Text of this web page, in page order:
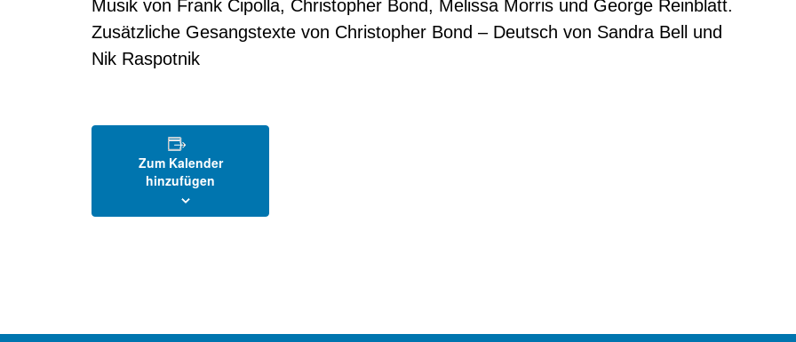
Musik von Frank Cipolla, Christopher Bond, Melissa Morris und George Reinblatt.
Zusätzliche Gesangstexte von Christopher Bond – Deutsch von Sandra Bell und
Nik Raspotnik
Zum Kalender
hinzufügen